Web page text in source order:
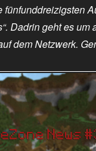
fünfunddreizigsten
Dadrin geht es um
dem Netzwerk.